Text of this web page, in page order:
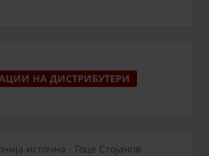
НА ДИСТРИБУТЕРИ
источна - Гоце Стојанов